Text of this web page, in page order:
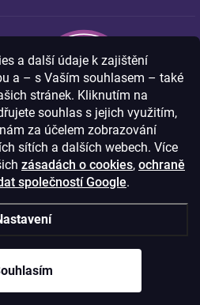
a další údaje k zajištění
a – s Vaším souhlasem – také
stránek. Kliknutím na
souhlas s jejich využitím,
za účelem zobrazování
sítích a dalších webech. Více
zásadách o cookies, ochraně
společností Google.
na FOA bezpečně a bez obav.
protokolu jsou Vaše citlivá
v naprostém bezpečí.
2026Westlogic s.r.o.,
29, Opava, 746 01